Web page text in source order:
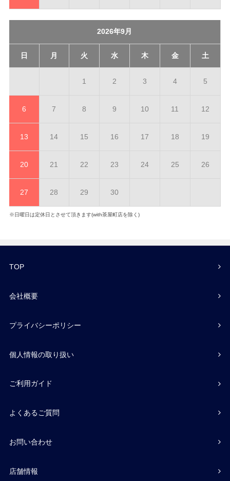
2026年9月
日 月 火 水 木 金 土
1 2 3 4 5
6 7 8 9 10 11 12
13 14 15 16 17 18 19
20 21 22 23 24 25 26
27 28 29 30
※日曜日は定休日とさせて頂きます(with茶屋町店を除く)
TOP
会社概要
プライバシーポリシー
個人情報の取り扱い
ご利用ガイド
よくあるご質問
お問い合わせ
店舗情報